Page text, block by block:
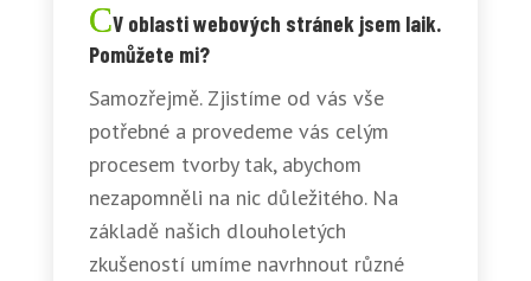
V oblasti webových stránek jsem laik.
Pomůžete mi?
Samozřejmě. Zjistíme od vás vše
potřebné a provedeme vás celým
procesem tvorby tak, abychom
nezapomněli na nic důležitého. Na
základě našich dlouholetých
zkušeností umíme navrhnout různé